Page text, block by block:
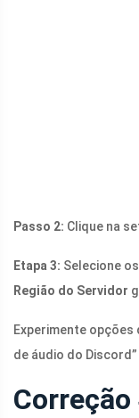
Passo 2: Clique na
Etapa 3: Selecione os
Região do Servidor
Experimente
de áudio do